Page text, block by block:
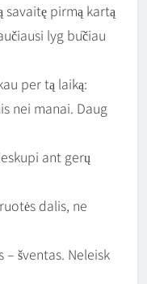
savaitę pirmą kartą
lyg būčiau
per tą laiką:
nei manai. Daug
ant gerų
dalis, ne
– šventas. Neleisk